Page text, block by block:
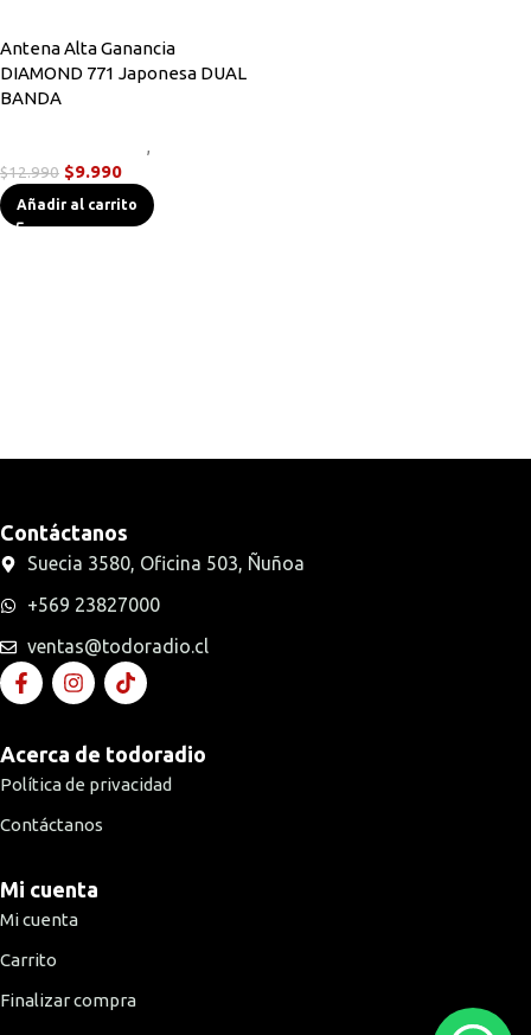
Antena Alta Ganancia
DIAMOND 771 Japonesa DUAL
BANDA
,
$12.990 $9.990
Añadir al carrito
Contáctanos
Suecia 3580, Oficina 503, Ñuñoa
+569 23827000
ventas@todoradio.cl
Acerca de todoradio
Política de privacidad
Contáctanos
Mi cuenta
Mi cuenta
Carrito
Finalizar compra